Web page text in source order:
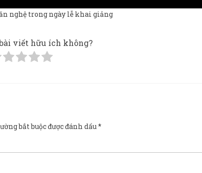
nghệ trong ngày lễ khai giảng
viết hữu ích không?
bắt buộc được đánh dấu*